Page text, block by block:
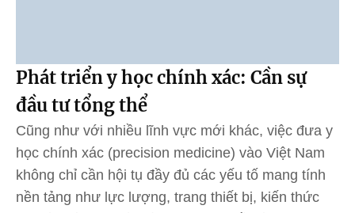
Phát triển y học chính xác: Cần sự
đầu tư tổng thể
Cũng như với nhiều lĩnh vực mới khác, việc đưa y
học chính xác (precision medicine) vào Việt Nam
không chỉ cần hội tụ đầy đủ các yếu tố mang tính
nền tảng như lực lượng, trang thiết bị, kiến thức